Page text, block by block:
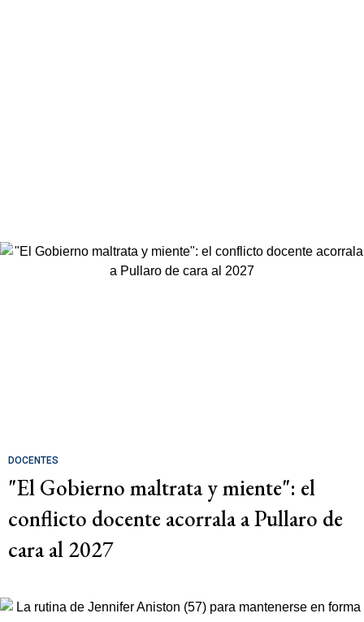
DOCENTES
"El Gobierno maltrata y miente": el
conflicto docente acorrala a Pullaro de
cara al 2027